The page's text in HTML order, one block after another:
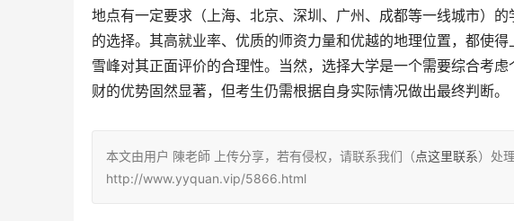
地点有一定要求（上海、北京、深圳、广州、成都等一线城市）
的选择。其高就业率、优质的师资力量和优越的地理位置，都使
雪峰对其正面评价的合理性。当然，选择大学是一个需要综合考
财的优势固然显著，但考生仍需根据自身实际情况做出最终判断。
本文由用户 陳老師 上传分享，若有侵权，请联系我们（点这里联系）处
http://www.yyquan.vip/5866.html